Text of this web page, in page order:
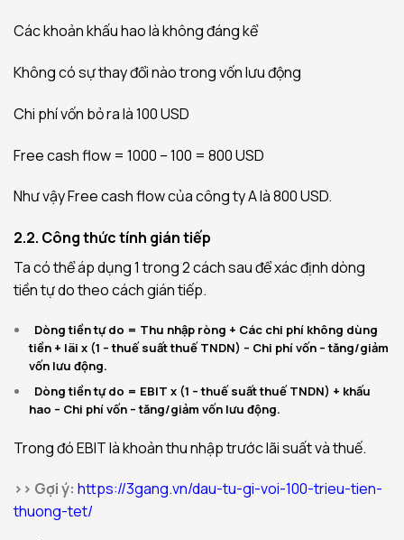
Các khoản khấu hao là không đáng kể
Không có sự thay đổi nào trong vốn lưu động
Chi phí vốn bỏ ra là 100 USD
Free cash flow = 1000 – 100 = 800 USD
Như vậy Free cash flow của công ty A là 800 USD.
2.2. Công thức tính gián tiếp
Ta có thể áp dụng 1 trong 2 cách sau để xác định dòng
tiền tự do theo cách gián tiếp.
Dòng tiền tự do = Thu nhập ròng + Các chi phí không dùng
tiền + lãi x (1 – thuế suất thuế TNDN) – Chi phí vốn – tăng/giảm
vốn lưu động.
Dòng tiền tự do = EBIT x (1 – thuế suất thuế TNDN) + khấu
hao – Chi phí vốn – tăng/giảm vốn lưu động.
Trong đó EBIT là khoản thu nhập trước lãi suất và thuế.
>> Gợi ý: https://3gang.vn/dau-tu-gi-voi-100-trieu-tien-
thuong-tet/